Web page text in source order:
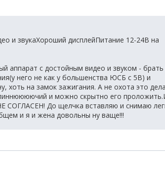
и звукаХороший дисплейПитание 12-24В на
аппарат с достойным видео и звуком - брать
него не как у большенства ЮСБ с 5В) и
хоть на замок зажигания. А не охота это
и можно скрытно его
СОГЛАСЕН! До щелчка вставляю и снимаю
и я и жена довольны ну ваще!!!